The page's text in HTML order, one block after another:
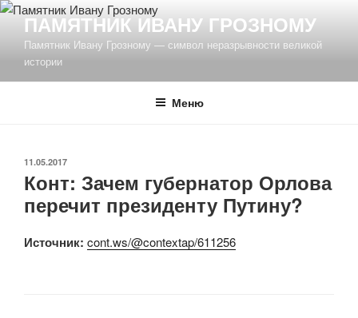
Перейти
содержимому
ПАМЯТНИК ИВАНУ ГРОЗНОМУ
Памятник Ивану Грозному — символ неразрывности великой
истории
Меню
ОПУБЛИКОВАНО
11.05.2017
Конт: Зачем губернатор Орлова
перечит президенту Путину?
Источник: cont.ws/@contextap/611256